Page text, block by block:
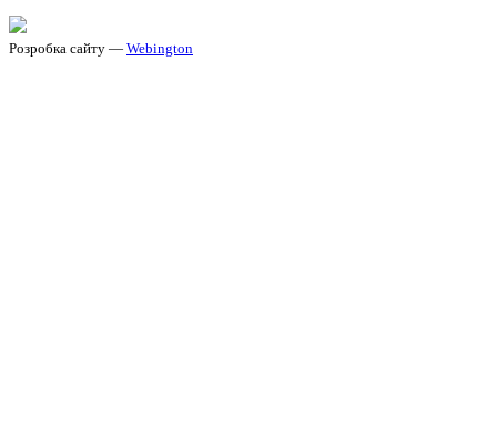
Розробка сайту — Webington